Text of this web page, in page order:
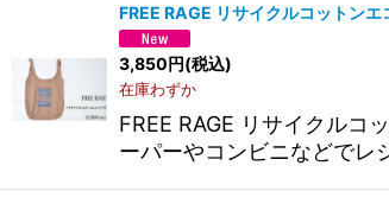
FREE RAGE リサイクルコット
3,850円(税込)
在庫わずか
FREE RAGE リサイクルコ
ーパーやコンビニなどでレ